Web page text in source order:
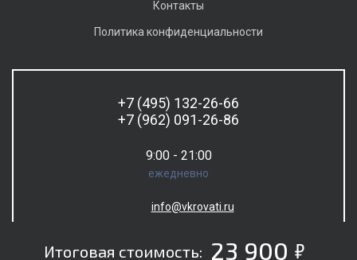
Итоговая стоимость: 23 900 5
Контакты
Политика конфиденциальности
+7 (495) 132-26-66
+7 (962) 091-26-86
9:00 - 21:00
ежедневно
info@vkrovati.ru